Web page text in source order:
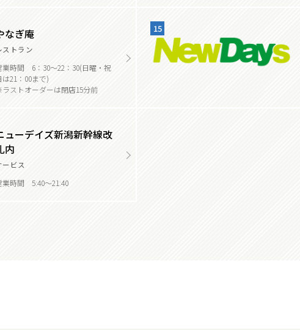
なぎ庵
ストラン
業時間 6：30～22：30(日曜・祝
は21：00まで)
ストオーダーは閉店15分前
15
ューデイズ新潟新幹線改
内
ービス
業時間 5:40～21:40